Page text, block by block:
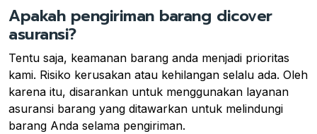
Apakah pengiriman barang dicover
asuransi?
Tentu saja, keamanan barang anda menjadi prioritas
kami. Risiko kerusakan atau kehilangan selalu ada. Oleh
karena itu, disarankan untuk menggunakan layanan
asuransi barang yang ditawarkan untuk melindungi
barang Anda selama pengiriman.